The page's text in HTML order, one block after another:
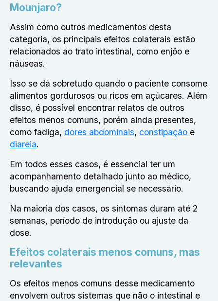
Mounjaro?
Assim como outros medicamentos desta
categoria, os principais efeitos colaterais estão
relacionados ao trato intestinal, como enjôo e
náuseas.
Isso se dá sobretudo quando o paciente consome
alimentos gordurosos ou ricos em açúcares. Além
disso, é possível encontrar relatos de outros
efeitos menos comuns, porém ainda presentes,
como fadiga, dores abdominais, constipação e
diareia.
Em todos esses casos, é essencial ter um
acompanhamento detalhado junto ao médico,
buscando ajuda emergencial se necessário.
Na maioria dos casos, os sintomas duram até 2
semanas, período de introdução ou ajuste da
dose.
Efeitos colaterais menos comuns, mas
relevantes
Os efeitos menos comuns desse medicamento
envolvem outros sistemas que não o intestinal e